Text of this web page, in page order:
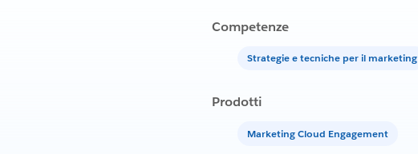
Competenze
Strategie e tecniche per il marketing
Prodotti
Marketing Cloud Engagement